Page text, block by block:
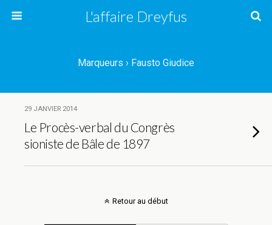
L'affaire Dreyfus
Marqueurs › Fausto Giudice
29 JANVIER 2014
Le Procès-verbal du Congrès
sioniste de Bâle de 1897
Retour au début